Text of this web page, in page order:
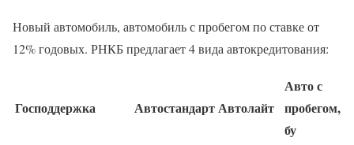
Новый автомобиль, автомобиль с пробегом по ставке от
12% годовых. РНКБ предлагает 4 вида автокредитования:
Господдержка АвтостандартАвтолайт
Авто с
пробегом,
бу